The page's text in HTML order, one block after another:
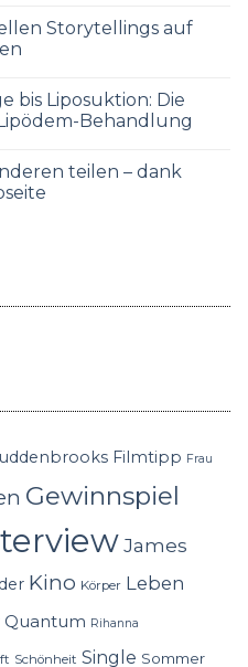
Storytellings auf
bis Liposuktion: Die
Behandlung
teilen – dank
Filmtipp Frau
Gewinnspiel
James
Kino Körper Leben
Quantum Rihanna
Schönheit Single Sommer